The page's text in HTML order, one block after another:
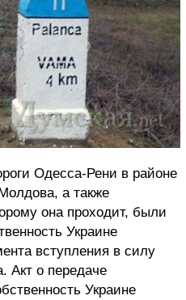
Одесса-Рени в районе
а также
она проходит, были
Украине
вступления в силу
Акт о передаче
Украине